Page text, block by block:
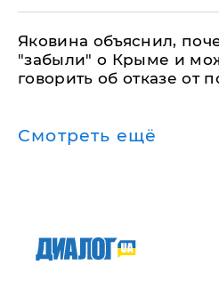
Яковина объяснил,
"забыли" о Крыме и
говорить об отказе от
Смотреть ещё